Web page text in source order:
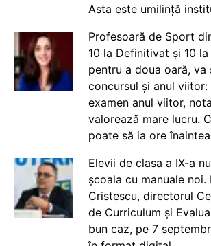
Asta este umilință
Profesoară de Sport
10 la Definitivat și 10
pentru a doua oară, va
concursul și anul viitor:
examen anul viitor,
valorează mare lucru.
poate să ia ore
Elevii de clasa a IX-a
școala cu manuale noi.
Cristescu, directorul
de Curriculum și
bun caz, pe 7